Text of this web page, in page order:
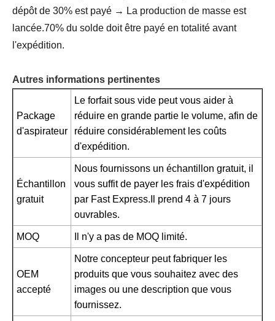
dépôt de 30% est payé → La production de masse est
lancée.70% du solde doit être payé en totalité avant
l'expédition.
Autres informations pertinentes
Package
d'aspirateur
Le forfait sous vide peut vous aider à
réduire en grande partie le volume, afin de
réduire considérablement les coûts
d'expédition.
Échantillon
gratuit
Nous fournissons un échantillon gratuit, il
vous suffit de payer les frais d'expédition
par Fast Express.Il prend 4 à 7 jours
ouvrables.
MOQ Il n'y a pas de MOQ limité.
OEM
accepté
Notre concepteur peut fabriquer les
produits que vous souhaitez avec des
images ou une description que vous
fournissez.